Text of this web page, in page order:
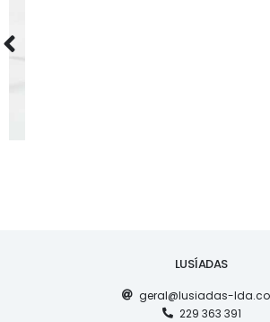
LUSÍADAS
geral@lusiadas-
229 363 391